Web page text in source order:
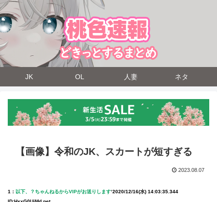
JK OL 人妻 ネタ
【画像】令和のJK、スカートが短すぎる
2023.08.07
1： 以下、？ちゃんねるからVIPがお送りします‘2020/12/16(水) 14:03:35.344